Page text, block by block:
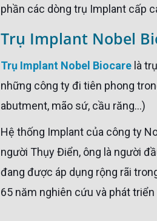
phần các dòng trụ Implant cấp
Trụ Implant Nobel
Trụ Implant Nobel Biocare là
những công ty đi tiên phong
abutment, mão sứ, cầu răng…)
Hệ thống Implant của công ty Nobel Biocare được kế thừa công nghệ từ giáo sư Per-Ingvar Branemark
người Thụy Điển, ông là người
đang được áp dụng rộng rãi
65 năm nghiên cứu và phát